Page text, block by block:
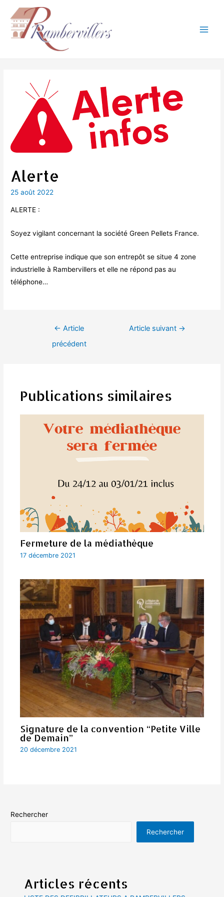
contenu
Alerte
25 août 2022
ALERTE :
Soyez vigilant concernant la société Green Pellets France.
Cette entreprise indique que son entrepôt se situe 4 zone
industrielle à Rambervillers et elle ne répond pas au
téléphone…
Navigation← Article
précédent
Article suivant →
Publications similaires
Fermeture de la médiathèque
17 décembre 2021
Signature de la convention “Petite Ville
de Demain”
20 décembre 2021
Rechercher
Rechercher
Articles récents